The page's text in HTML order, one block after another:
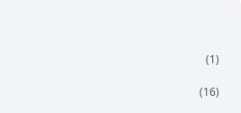
(1)
(16)